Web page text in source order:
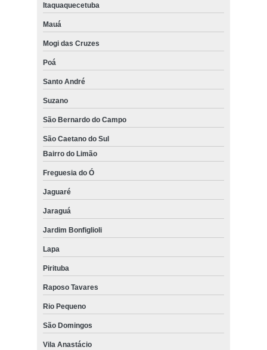
Itaquaquecetuba
Mauá
Mogi das Cruzes
Poá
Santo André
Suzano
São Bernardo do Campo
São Caetano do Sul
Bairro do Limão
Freguesia do Ó
Jaguaré
Jaraguá
Jardim Bonfiglioli
Lapa
Pirituba
Raposo Tavares
Rio Pequeno
São Domingos
Vila Anastácio